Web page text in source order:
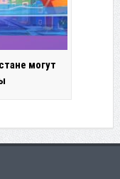
могут